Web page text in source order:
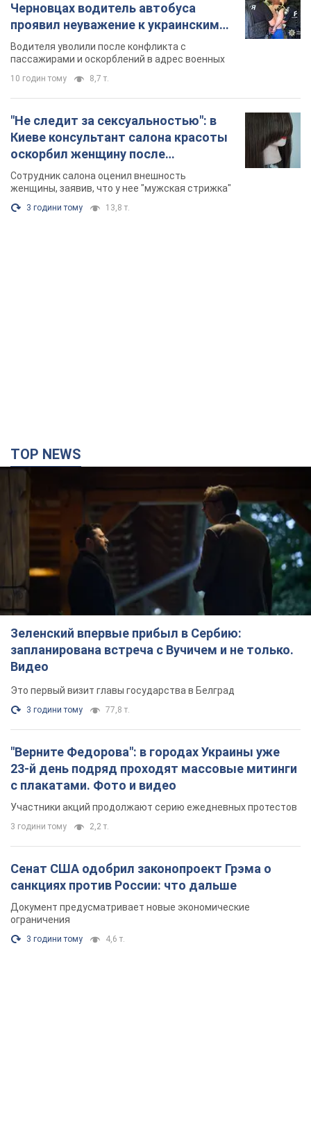
Черновцах водитель автобуса
проявил неуважение к украинским
военным и поплатился за это.
Видео
Водителя уволили после конфликта с
пассажирами и оскорблений в адрес военных
10 годин тому 8,7 т.
"Не следит за сексуальностью": в
Киеве консультант салона красоты
оскорбил женщину после
химиотерапии, разгорелся скандал.
Фото
Сотрудник салона оценил внешность
женщины, заявив, что у нее "мужская стрижка"
3 години тому 13,8 т.
TOP NEWS
Зеленский впервые прибыл в Сербию:
запланирована встреча с Вучичем и не только.
Видео
Это первый визит главы государства в Белград
3 години тому 77,8 т.
"Верните Федорова": в городах Украины уже
23-й день подряд проходят массовые митинги
с плакатами. Фото и видео
Участники акций продолжают серию ежедневных протестов
3 години тому 2,2 т.
Сенат США одобрил законопроект Грэма о
санкциях против России: что дальше
Документ предусматривает новые экономические
ограничения
3 години тому 4,6 т.